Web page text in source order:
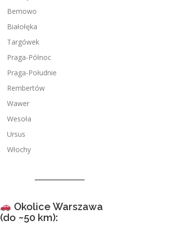
Bemowo
Białołęka
Targówek
Praga-Północ
Praga-Południe
Rembertów
Wawer
Wesoła
Ursus
Włochy
Okolice Warszawa
(do ~50 km):